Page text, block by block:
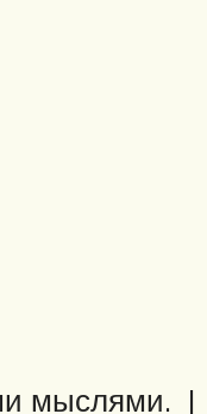
мыслями. |